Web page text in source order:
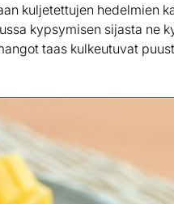
kuljetettujen hedelmien
kypsymisen sijasta ne
taas kulkeutuvat